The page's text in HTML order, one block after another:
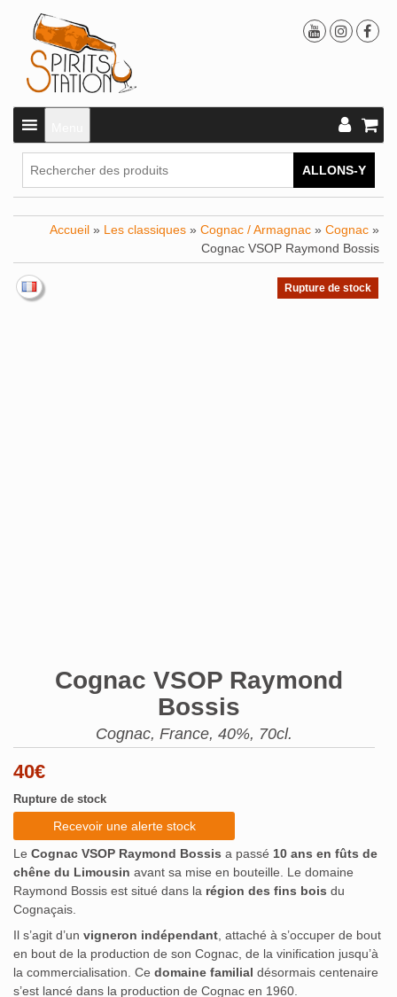
ALLONS-Y
Accueil » Les classiques » Cognac / Armagnac » Cognac »
Cognac VSOP Raymond Bossis
Cognac VSOP Raymond
Bossis
Cognac, France, 40%, 70cl.
40€
Rupture de stock
Rupture de stock
Recevoir une alerte stock
Le Cognac VSOP Raymond Bossis a passé 10 ans en fûts de
chêne du Limousin avant sa mise en bouteille. Le domaine
Raymond Bossis est situé dans la région des fins bois du
Cognaçais.
Il s’agit d’un vigneron indépendant , attaché à s’occuper de bout
en bout de la production de son Cognac, de la vinification jusqu’à
la commercialisation. Ce domaine familial désormais centenaire
s’est lancé dans la production de Cognac en 1960.